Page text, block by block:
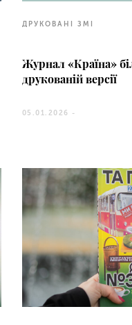
ДРУКОВАНІ ЗМІ
Журнал «Країна»
друкованій версії
05.01.2026 -